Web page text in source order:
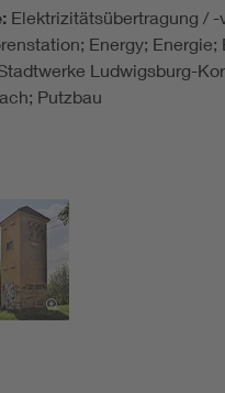
Elektrizitätsübertragung / -
Energy; Energie;
Ludwigsburg-
Putzbau